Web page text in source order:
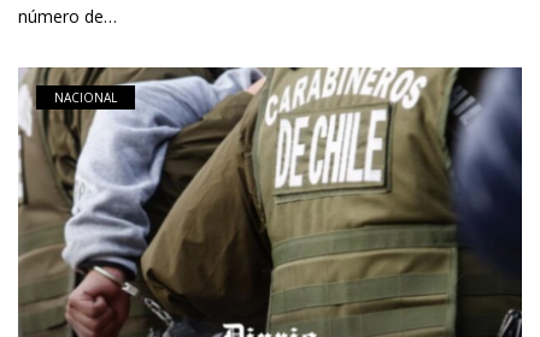
número de…
NACIONAL